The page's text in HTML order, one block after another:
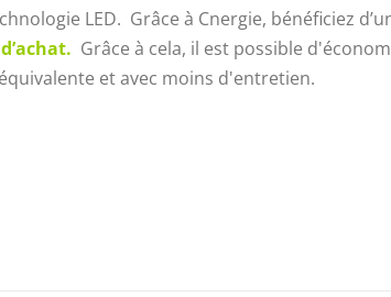
LED. Grâce à Cnergie, bénéficiez
Grâce à cela, il est possible
et avec moins d'entretien.